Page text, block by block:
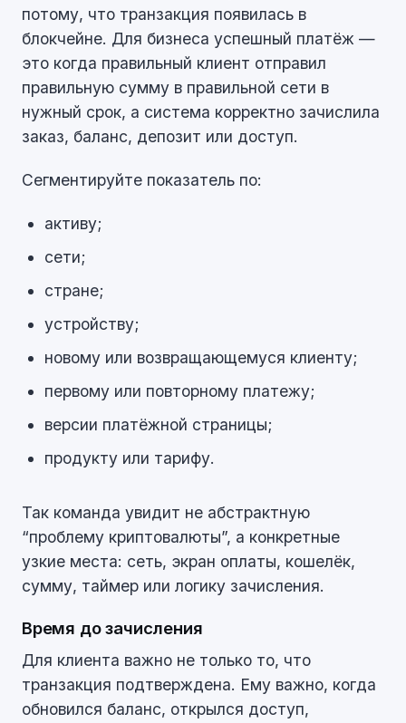
потому, что транзакция появилась в
блокчейне. Для бизнеса успешный платёж —
это когда правильный клиент отправил
правильную сумму в правильной сети в
нужный срок, а система корректно зачислила
заказ, баланс, депозит или доступ.
Сегментируйте показатель по:
активу;
сети;
стране;
устройству;
новому или возвращающемуся клиенту;
первому или повторному платежу;
версии платёжной страницы;
продукту или тарифу.
Так команда увидит не абстрактную
“проблему криптовалюты”, а конкретные
узкие места: сеть, экран оплаты, кошелёк,
сумму, таймер или логику зачисления.
Время до зачисления
Для клиента важно не только то, что
транзакция подтверждена. Ему важно, когда
обновился баланс, открылся доступ,